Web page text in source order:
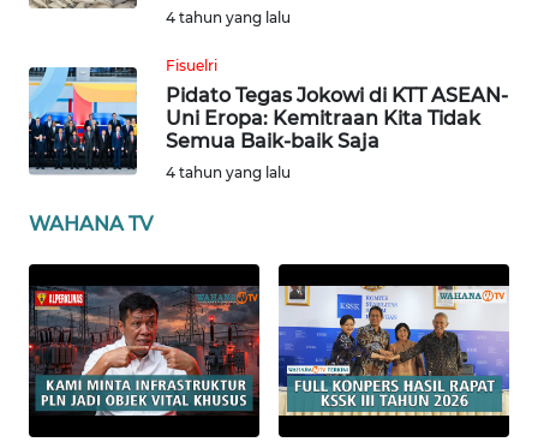
4 tahun yang lalu
Fisuelri
Pidato Tegas Jokowi di KTT ASEAN-
Uni Eropa: Kemitraan Kita Tidak
Semua Baik-baik Saja
4 tahun yang lalu
WAHANA TV
SONYA
ASA
NEWS
INDEKS
BERITA
KONTAK
KAMI